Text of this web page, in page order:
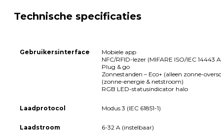
Technische specificaties
Gebruikersinterface
Mobiele app
NFC/RFID-lezer (MIFARE ISO/IEC 14443
Plug & go
Zonnestanden – Eco+ (alleen zonne-
(zonne-energie & netstroom)
RGB LED-statusindicator halo
Laadprotocol Modus 3 (IEC 61851-1)
Laadstroom 6-32 A (instelbaar)